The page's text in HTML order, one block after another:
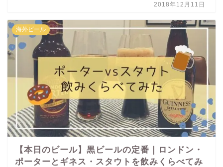
2018年12月11日
海外ビール
【本日のビール】黒ビールの定番｜ロンドン・
ポーターとギネス・スタウトを飲みくらべてみ